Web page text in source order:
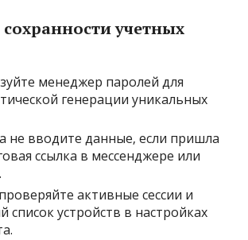
учетных
менеджер паролей для
генерации уникальных
не вводите данные‚ если пришла
ссылка в мессенджере или
активные сессии и
список устройств в настройках